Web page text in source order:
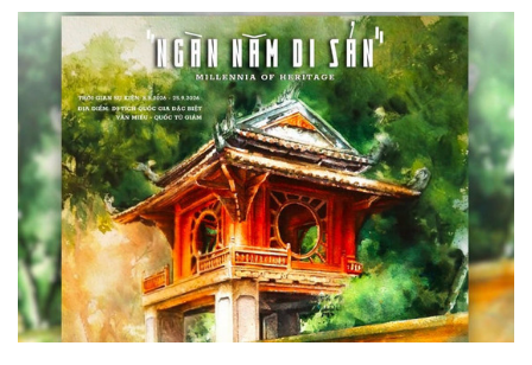
năm di sản” sẽ chính thức khai mạc vào ngày 8/8 tại Nhà Thái
Học, Di tích Quốc gia đặc biệt Văn Miếu – Quốc Tử Giám. Sự
kiện kéo dài đến ngày 25/9/2026 hứa hẹn trở thành điểm đến
văn hóa đầy sức hút, góp phần làm phong phú đời sống nghệ
thuật của Thủ đô trong mùa thu này.